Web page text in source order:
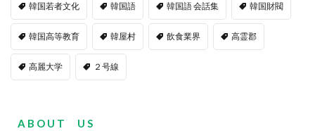
韓国若者文化 韓国語 韓国語 会話集 韓国財閥
韓国高等教育 韓屋村 飲食業界 高霊郡
高麗大学 ２号線
A B O U T U S